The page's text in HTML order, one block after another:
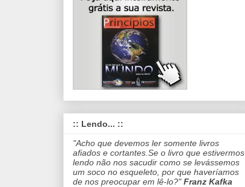
:: Lendo... ::
"Acho que devemos ler somente livros
afiados e cortantes.Se o livro que estivermos
lendo não nos sacudir como se levássemos
um soco no esqueleto, por que haveríamos
de nos preocupar em lê-lo?"Franz Kafka